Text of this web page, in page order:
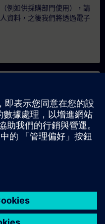
例如供採購部門使用），請
資料，之後我們將透過電子
現場、線上或於我們的
請填寫下方的諮詢表單。此
上）。提供您的聯絡資料及
。